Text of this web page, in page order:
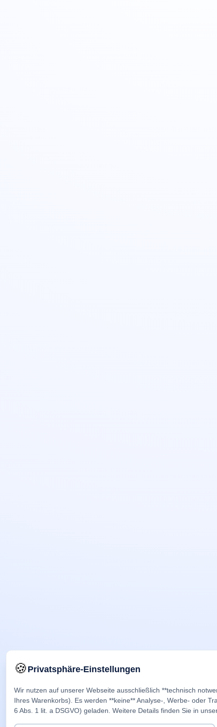
🍪Privatsphäre-Einstellungen
Wir nutzen auf unserer Webseite ausschließlich **technisch
Ihres Warenkorbs). Es werden **keine** Analyse-, Werbe- oder
6 Abs. 1 lit. a DSGVO) geladen. Weitere Details finden Sie in